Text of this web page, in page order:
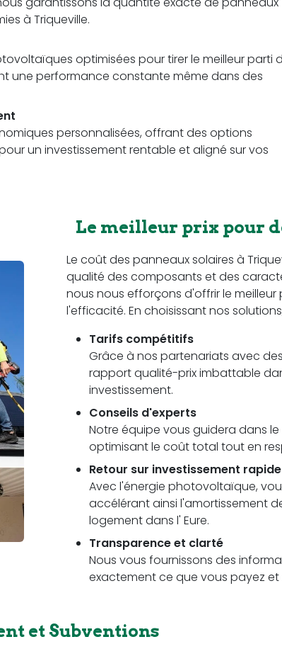
à Triqueville.
optimisées pour tirer le meilleur parti
une performance constante même dans des
personnalisées, offrant des options
un investissement rentable et aligné sur vos
Le meilleur prix pour
Le coût des panneaux solaires à
qualité des composants et des
nous nous efforçons d'offrir le
l'efficacité. En choisissant nos
Tarifs compétitifs
Grâce à nos partenariats avec
rapport qualité-prix imbattable
investissement.
Conseils d'experts
Notre équipe vous guidera dans
optimisant le coût total tout en
Retour sur investissement rapide
Avec l'énergie photovoltaïque,
accélérant ainsi l'amortissement
logement dans l' Eure.
Transparence et clarté
Nous vous fournissons des
exactement ce que vous payez
et Subventions